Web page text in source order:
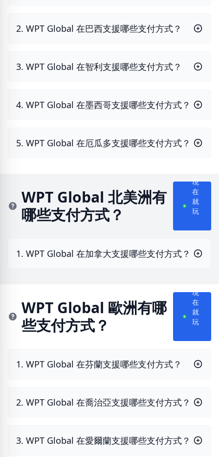
2. WPT Global 在巴西支援哪些支付方式？
3. WPT Global 在智利支援哪些支付方式？
4. WPT Global 在墨西哥支援哪些支付方式？
5. WPT Global 在厄瓜多支援哪些支付方式？
WPT Global 北美洲有
哪些支付方式？
現
在
就
玩
1. WPT Global 在加拿大支援哪些支付方式？
WPT Global 歐洲有哪
些支付方式？
現
在
就
玩
1. WPT Global 在芬蘭支援哪些支付方式？
2. WPT Global 在喬治亞支援哪些支付方式？
3. WPT Global 在愛爾蘭支援哪些支付方式？